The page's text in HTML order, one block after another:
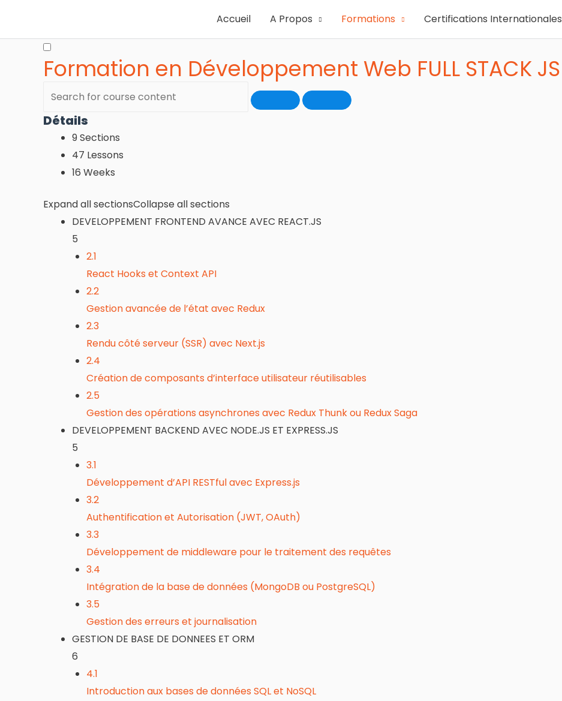
Accueil A Propos Formations Certifications Internationales
Formation en Développement Web FULL STACK JS
Détails
9 Sections
47 Lessons
16 Weeks
Expand all sectionsCollapse all sections
DEVELOPPEMENT FRONTEND AVANCE AVEC REACT.JS
5
2.1
React Hooks et Context API
2.2
Gestion avancée de l’état avec Redux
2.3
Rendu côté serveur (SSR) avec Next.js
2.4
Création de composants d’interface utilisateur réutilisables
2.5
Gestion des opérations asynchrones avec Redux Thunk ou Redux Saga
DEVELOPPEMENT BACKEND AVEC NODE.JS ET EXPRESS.JS
5
3.1
Développement d’API RESTful avec Express.js
3.2
Authentification et Autorisation (JWT, OAuth)
3.3
Développement de middleware pour le traitement des requêtes
3.4
Intégration de la base de données (MongoDB ou PostgreSQL)
3.5
Gestion des erreurs et journalisation
GESTION DE BASE DE DONNEES ET ORM
6
4.1
Introduction aux bases de données SQL et NoSQL